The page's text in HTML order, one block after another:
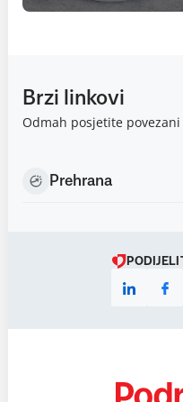
Brzi linkovi
Odmah posjetite
Prehrana